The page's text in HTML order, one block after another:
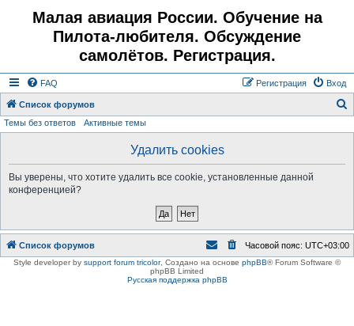
Малая авиация России. Обучение на
Пилота-любителя. Обсуждение
самолётов. Регистрация.
FAQ Вход
Регистрация
Список форумов
Темы без ответов Активные темы
Удалить cookies
Вы уверены, что хотите удалить все cookie, установленные данной
конференцией?
Список форумов Часовой пояс: UTC+03:00
Style developer by support forum tricolor, Создано на основе phpBB® Forum Software ©
phpBB Limited
Русская поддержка phpBB